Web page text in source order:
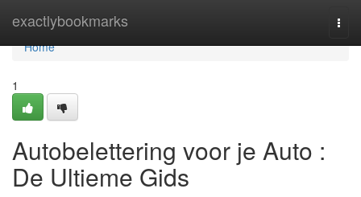
exactlybookmarks
Home
Home
1
Autobelettering voor je Auto :
De Ultieme Gids